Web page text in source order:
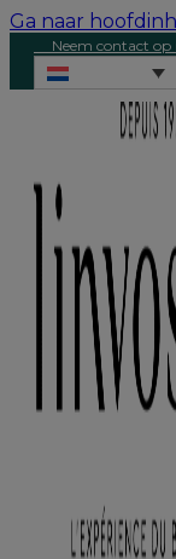
Ga naar
Neem contact op